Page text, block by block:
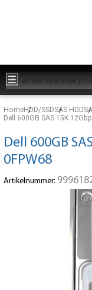
HomeHDD/SSDSAS HDD
Dell 600GB SAS 15K
Dell 600GB
0FPW68
Artikelnummer: